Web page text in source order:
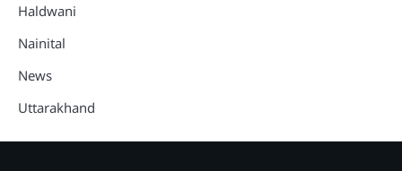
Haldwani
Nainital
News
Uttarakhand